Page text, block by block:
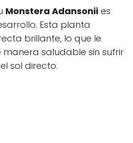
Monstera Adansonii es
Esta planta
brillante, lo que le
saludable sin sufrir
sol directo.